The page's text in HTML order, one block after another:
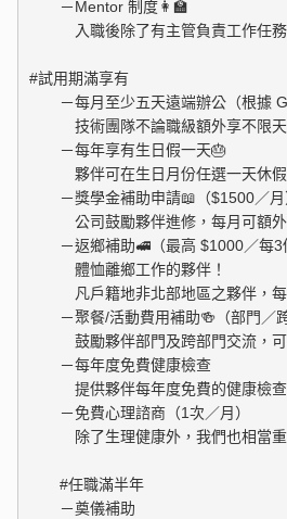
－Mentor 制度👩‍🏫
入職後除了有主管負責工作任務指
#試用期滿享有
－每月至少五天遠端辦公（根據
技術團隊不論職級額外享不限天
－每年享有生日假一天🎂
夥伴可在生日月份任選一天休假
－獎學金補助申請📖（$1500／月
公司鼓勵夥伴進修，每月可額外申
－返鄉補助🚅（最高 $1000／每3
體恤離鄉工作的夥伴！
凡戶籍地非北部地區之夥伴，每 3
－聚餐/活動費用補助🍻（部門／跨
鼓勵夥伴部門及跨部門交流，可申
－每年度免費健康檢查
提供夥伴每年度免費的健康檢查
－免費心理諮商（1次／月）
除了生理健康外，我們也相當重視
#任職滿半年
－奠儀補助